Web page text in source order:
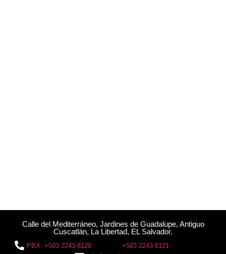
Calle del Mediterráneo, Jardines de Guadalupe, Antiguo
Cuscatlán, La Libertad, EL Salvador.
PBX: +503 2243 8120
+503 2243 8121